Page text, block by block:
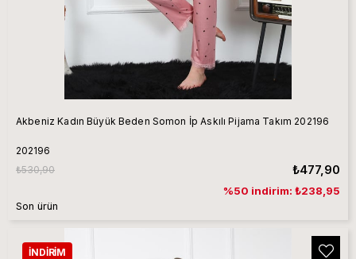
Akbeniz Kadın Büyük Beden Somon İp Askılı Pijama Takım 202196
202196
₺477,90
₺530,90
%50 indirim: ₺238,95
Son ürün
İNDIRIM